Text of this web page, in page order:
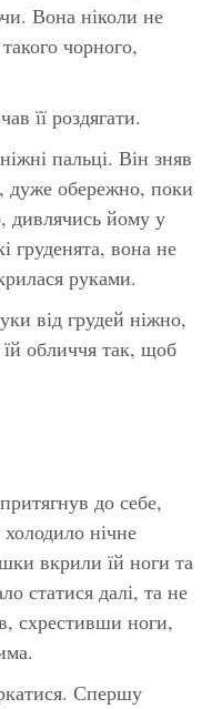
Вона ніколи не
чорного,
її роздягати.
пальці. Він зняв
дуже обережно, поки
дивлячись йому у
груденята, вона не
руками.
від грудей ніжно,
обличчя так, щоб
до себе,
нічне
вкрили їй ноги та
статися далі, та не
схрестивши ноги,
Спершу